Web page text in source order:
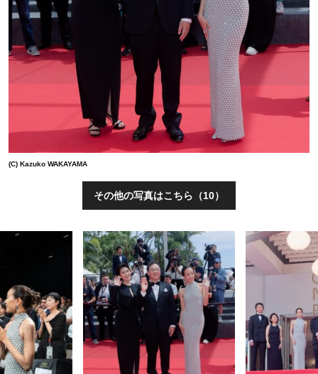
(C) Kazuko WAKAYAMA
その他の写真はこちら（10）